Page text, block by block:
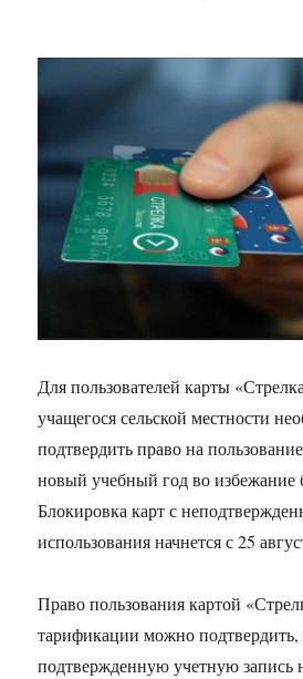
Для пользователей карты
учащегося сельской местности
подтвердить право на
новый учебный год во избежание
Блокировка карт с
использования начнется с 25
Право пользования картой
тарификации можно подтвердить,
подтвержденную учетную запись